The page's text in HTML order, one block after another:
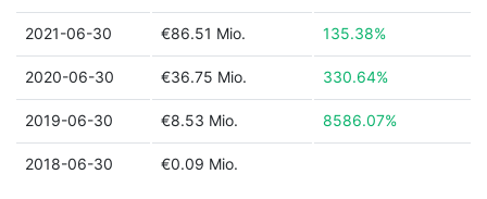
2021-06-30 €86.51 Mio. 135.38%
2020-06-30 €36.75 Mio. 330.64%
2019-06-30 €8.53 Mio. 8586.07%
2018-06-30 €0.09 Mio.